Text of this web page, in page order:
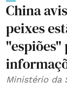
China
peixes
"espiões"
Ministério da